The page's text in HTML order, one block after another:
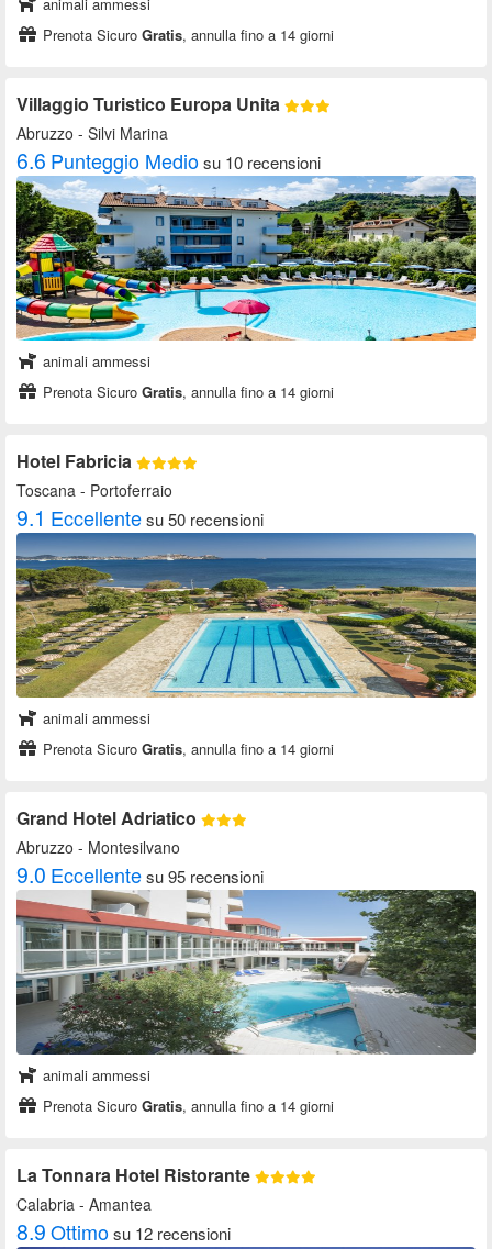
Prenota Sicuro Gratis, annulla fino a 14 giorni
Villaggio Turistico Europa Unita
Abruzzo - Silvi Marina
6.6 Punteggio Mediosu 10 recensioni
animali ammessi
Prenota Sicuro Gratis, annulla fino a 14 giorni
Hotel Fabricia
Toscana - Portoferraio
9.1 Eccellentesu 50 recensioni
animali ammessi
Prenota Sicuro Gratis, annulla fino a 14 giorni
Grand Hotel Adriatico
Abruzzo - Montesilvano
9.0 Eccellentesu 95 recensioni
animali ammessi
Prenota Sicuro Gratis, annulla fino a 14 giorni
La Tonnara Hotel Ristorante
Calabria - Amantea
8.9Ottimosu 12 recensioni